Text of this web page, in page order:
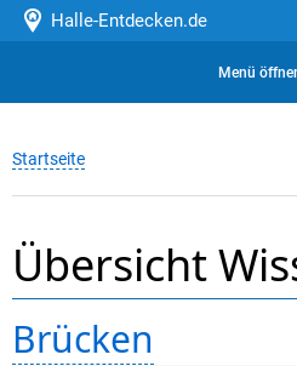
Halle-Entdecken.de
Menü
Startseite
Übersicht
Brücken